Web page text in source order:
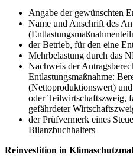
Angabe der gewünschten
Name und Anschrift des
der Betrieb, für den eine
Mehrbelastung durch das
Nachweis der
Entlastungsmaßnahme:
(Nettoproduktionswert)
oder Teilwirtschaftszweig,
gefährdeter
der Prüfvermerk eines
Bilanzbuchhalters
Reinvestition in